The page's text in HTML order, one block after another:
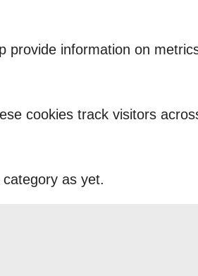
provide information on
cookies track visitors
as yet.